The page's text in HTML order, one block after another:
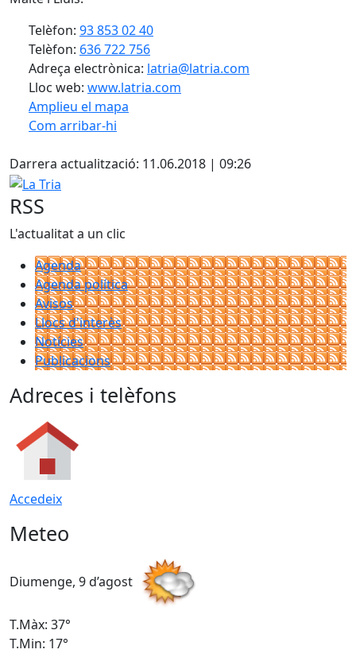
Telèfon: 93 853 02 40
Telèfon: 636 722 756
Adreça electrònica: latria@latria.com
Lloc web: www.latria.com
Amplieu el mapa
Com arribar-hi
+
−
Darrera actualització: 11.06.2018 | 09:26
La Tria
RSS
L'actualitat a un clic
Agenda
Agenda política
Avisos
Llocs d'interès
Notícies
Publicacions
Adreces i telèfons
Accedeix
Meteo
Diumenge, 9 d’agost
T.Màx: 37°
T.Min: 17°